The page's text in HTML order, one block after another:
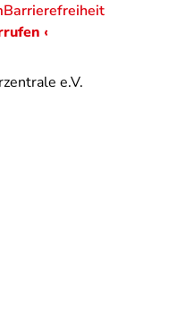
e.V.
Barrierefreiheit
‹